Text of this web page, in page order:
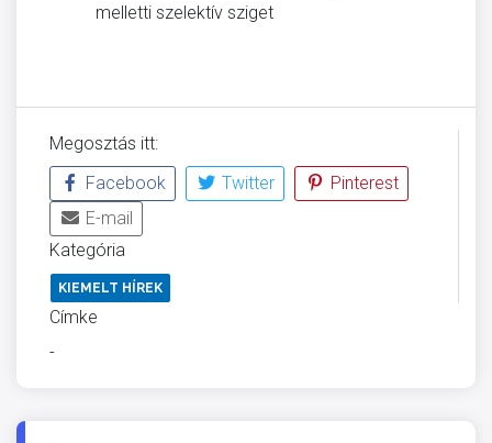
melletti szelektív sziget
Megosztás itt:
Facebook
Twitter
Pinterest
E-mail
Kategória
KIEMELT HÍREK
Címke
-